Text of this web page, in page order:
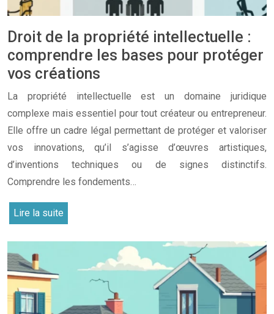
Droit de la propriété intellectuelle :
comprendre les bases pour protéger
vos créations
La propriété intellectuelle est un domaine juridique
complexe mais essentiel pour tout créateur ou entrepreneur.
Elle offre un cadre légal permettant de protéger et valoriser
vos innovations, qu’il s’agisse d’œuvres artistiques,
d’inventions techniques ou de signes distinctifs.
Comprendre les fondements…
Lire la suite